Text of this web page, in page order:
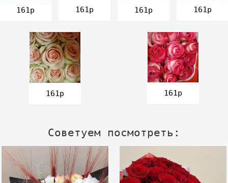
161р 161р 161р 161р
161р 161р
Советуем посмотреть: